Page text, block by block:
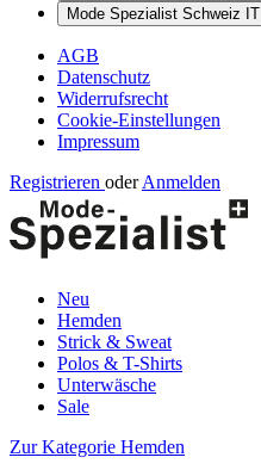
Mode Spezialist Schweiz IT
AGB
Datenschutz
Widerrufsrecht
Cookie-Einstellungen
Impressum
Registrieren oder Anmelden
Neu
Hemden
Strick & Sweat
Polos & T-Shirts
Unterwäsche
Sale
Zur Kategorie Hemden